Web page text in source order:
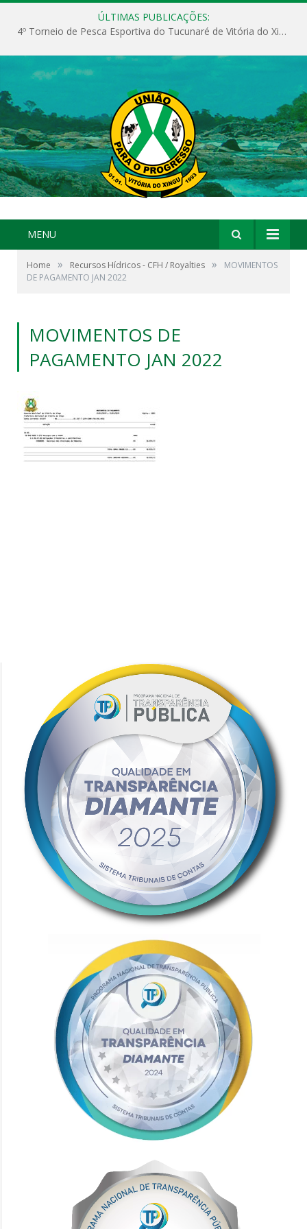
ÚLTIMAS PUBLICAÇÕES:
4º Torneio de Pesca Esportiva do Tucunaré de Vitória do Xingu
MENU
Home » Recursos Hídricos - CFH / Royalties »
MOVIMENTOS
DE PAGAMENTO JAN 2022
MOVIMENTOS DE
PAGAMENTO JAN 2022